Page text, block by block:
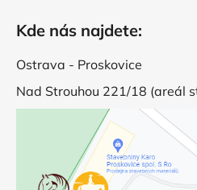
Kde nás najdete:
Ostrava - Proskovice
Nad Strouhou 221/18 (areál